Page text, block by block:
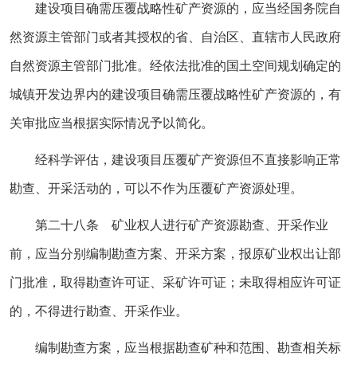
建设项目确需压覆战略性矿产资源的，应当经国务院自
然资源主管部门或者其授权的省、自治区、直辖市人民政府
自然资源主管部门批准。经依法批准的国土空间规划确定的
城镇开发边界内的建设项目确需压覆战略性矿产资源的，有
关审批应当根据实际情况予以简化。
经科学评估，建设项目压覆矿产资源但不直接影响正常
勘查、开采活动的，可以不作为压覆矿产资源处理。
第二十八条 矿业权人进行矿产资源勘查、开采作业
前，应当分别编制勘查方案、开采方案，报原矿业权出让部
门批准，取得勘查许可证、采矿许可证；未取得相应许可证
的，不得进行勘查、开采作业。
编制勘查方案，应当根据勘查矿种和范围、勘查相关标